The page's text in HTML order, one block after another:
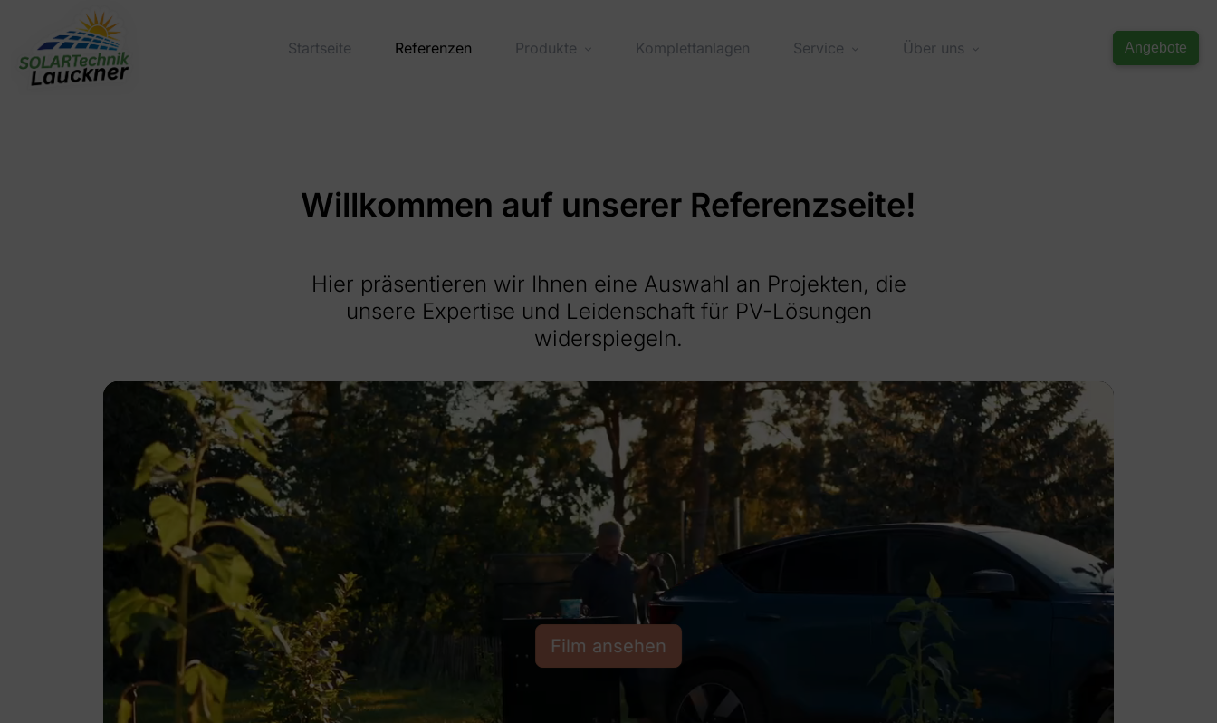
Startseite Referenzen Produkte Komplettanlagen Service Über uns Angebote
Willkommen auf unserer Referenzseite!
Hier präsentieren wir Ihnen eine Auswahl an Projekten, die
unsere Expertise und Leidenschaft für PV-Lösungen
widerspiegeln.
Film ansehen